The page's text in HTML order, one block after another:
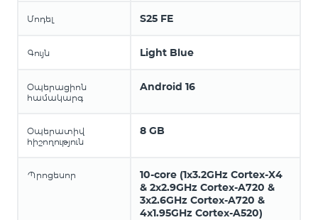
Մոդել S25 FE
Գույն Light Blue
Օպերացիոն
համակարգ
Android 16
Օպերատիվ
հիշողություն
8 GB
Պրոցեսոր
10-core (1x3.2GHz Cortex-X4
& 2x2.9GHz Cortex-A720 &
3x2.6GHz Cortex-A720 &
4x1.95GHz Cortex-A520)